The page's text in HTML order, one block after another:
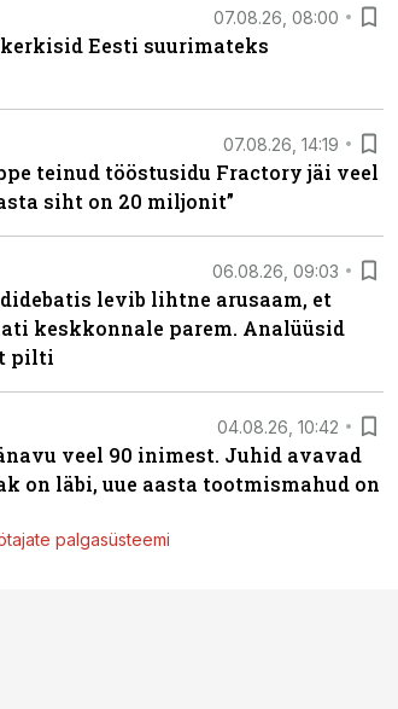
07.08.26, 08:00
Eesti suurimateks
07.08.26, 14:19
teinud tööstusidu Fractory jäi veel
siht on 20 miljonit”
06.08.26, 09:03
levib lihtne arusaam, et
keskkonnale parem. Analüüsid
pilti
04.08.26, 10:42
veel 90 inimest. Juhid avavad
on läbi, uue aasta tootmismahud on
palgasüsteemi